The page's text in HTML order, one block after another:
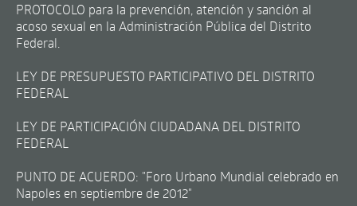
PROTOCOLO para la prevención, atención y sanción al
acoso sexual en la Administración Pública del Distrito
Federal.
LEY DE PRESUPUESTO PARTICIPATIVO DEL DISTRITO
FEDERAL
LEY DE PARTICIPACIÓN CIUDADANA DEL DISTRITO
FEDERAL
PUNTO DE ACUERDO: "Foro Urbano Mundial celebrado en
Napoles en septiembre de 2012"